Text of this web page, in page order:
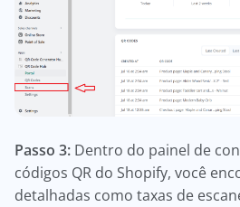
Passo 3: Dentro do painel de
códigos QR do Shopify, você
detalhadas como taxas de